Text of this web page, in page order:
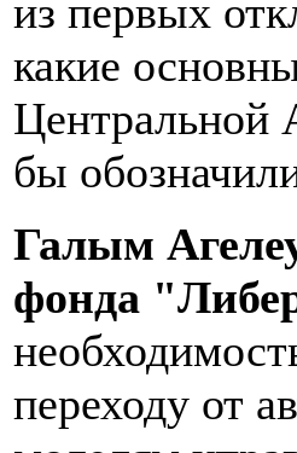
из первых
какие
бы
Галым
фонда
переходу от